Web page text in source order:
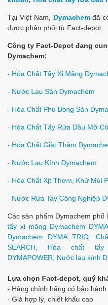
Tại Việt Nam, Dymachemđã
được phân phối từ Fact-depot.
Công ty Fact-Depot đang
Dymachem:
- Hóa Chất Tẩy Xi Măng
- Nước Lau Sàn Dymachem
- Hóa Chất Phủ Bóng Sàn
- Hóa Chất Tẩy Rửa Dầu Mỡ
- Hóa Chất Giặt Thảm
- Nước Lau Kính Dymachem
- Hóa Chất Xịt Thơm, Khử Mùi
- Nước Rửa Tay Công Nghiệp
Các sản phẩm Dymachem
tẩy xi măng Dymachem
Dymachem DYMA TRIO ,
SEARCH
Hóa chất tẩy
DYMAPOWER
Nước lau kính
Lựa chọn Fact-depot, quý
- Hàng chính hãng có bảo hành
- Giá hợp lý, chiết khấu cao